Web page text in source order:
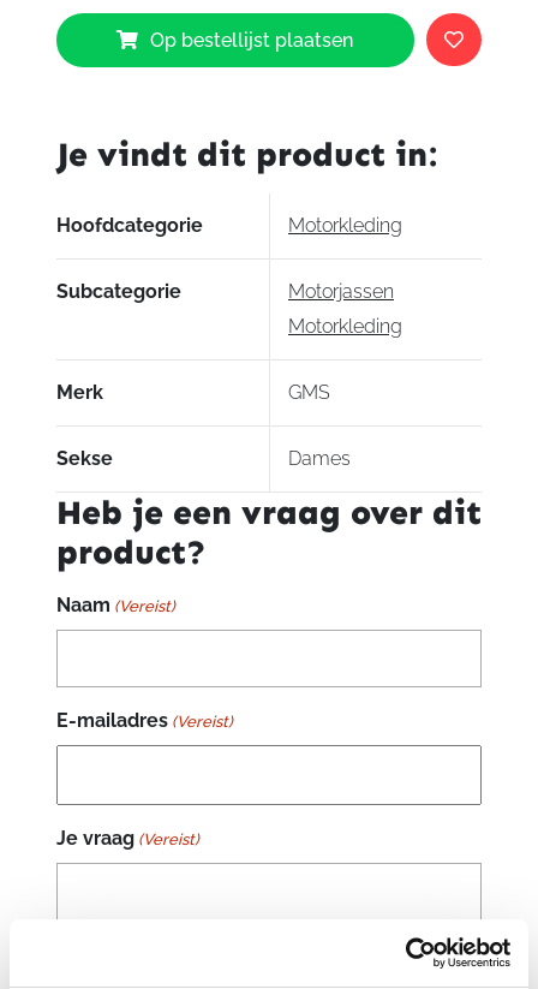
GMS
Atlanta
Slim
Blue
Op bestellijst plaatsen
Je vindt dit product in:
Hoofdcategorie Motorkleding
Subcategorie
Motorjassen
Motorkleding
Merk GMS
Sekse Dames
Heb je een vraag over dit
product?
Naam (Vereist)
E-mailadres (Vereist)
Je vraag (Vereist)